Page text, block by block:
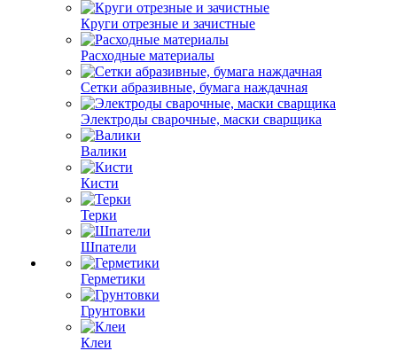
Круги отрезные и зачистные
Расходные материалы
Сетки абразивные, бумага наждачная
Электроды сварочные, маски сварщика
Валики
Кисти
Терки
Шпатели
Герметики
Грунтовки
Клеи